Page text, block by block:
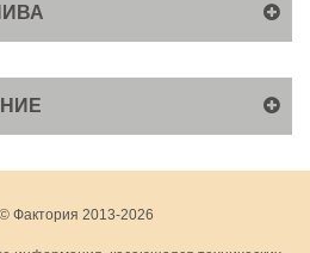
Фактория 2013-2026